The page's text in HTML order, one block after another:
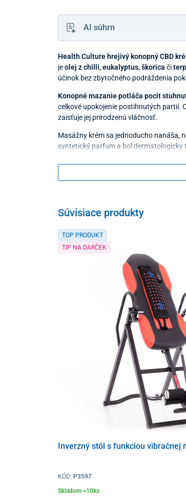
AI súhrn
Health Culture hrejivý konopný CBD
jeolej z chilli, eukalyptus, škorica či
účinok bez zbytočného podráždenia
Konopné mazanie potláča pocit
celkové upokojenie postihnutých partií.
zaisťuje jej prirodzenú vláčnosť.
Masážny krém sa jednoducho nanáša,
syntetický parfum a bol dermatologicky
Použitie
aplikáciu opakujte podľa
Balenie
Súvisiace produkty
TOP PRODUKT
TIP NA DARČEK
Inverzný stôl s funkciou vibračnej
KÓD: P3597
Skladom >10ks